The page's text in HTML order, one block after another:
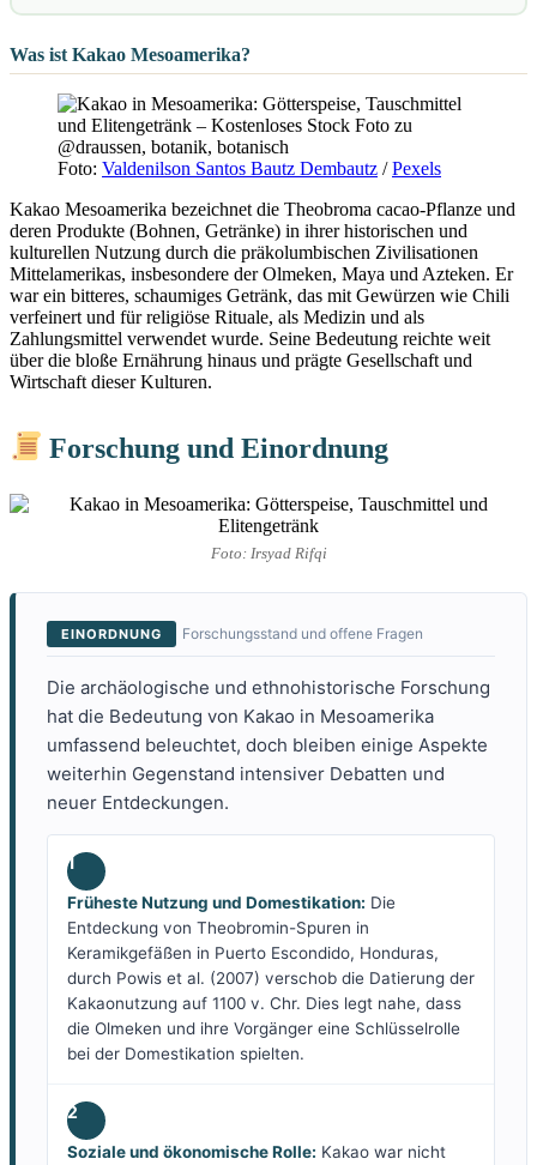
Was ist Kakao Mesoamerika?
Foto: Valdenilson Santos Bautz Dembautz /Pexels
Kakao Mesoamerika bezeichnet die Theobroma cacao-Pflanze und
deren Produkte (Bohnen, Getränke) in ihrer historischen und
kulturellen Nutzung durch die präkolumbischen Zivilisationen
Mittelamerikas, insbesondere der Olmeken, Maya und Azteken. Er
war ein bitteres, schaumiges Getränk, das mit Gewürzen wie Chili
verfeinert und für religiöse Rituale, als Medizin und als
Zahlungsmittel verwendet wurde. Seine Bedeutung reichte weit
über die bloße Ernährung hinaus und prägte Gesellschaft und
Wirtschaft dieser Kulturen.
Forschung und Einordnung
Foto: Irsyad Rifqi
EINORDNUNG Forschungsstand und offene Fragen
Die archäologische und ethnohistorische Forschung
hat die Bedeutung von Kakao in Mesoamerika
umfassend beleuchtet, doch bleiben einige Aspekte
weiterhin Gegenstand intensiver Debatten und
neuer Entdeckungen.
1
Früheste Nutzung und Domestikation: Die
Entdeckung von Theobromin-Spuren in
Keramikgefäßen in Puerto Escondido, Honduras,
durch Powis et al. (2007) verschob die Datierung der
Kakaonutzung auf 1100 v. Chr. Dies legt nahe, dass
die Olmeken und ihre Vorgänger eine Schlüsselrolle
bei der Domestikation spielten.
2
Soziale und ökonomische Rolle: Kakao war nicht